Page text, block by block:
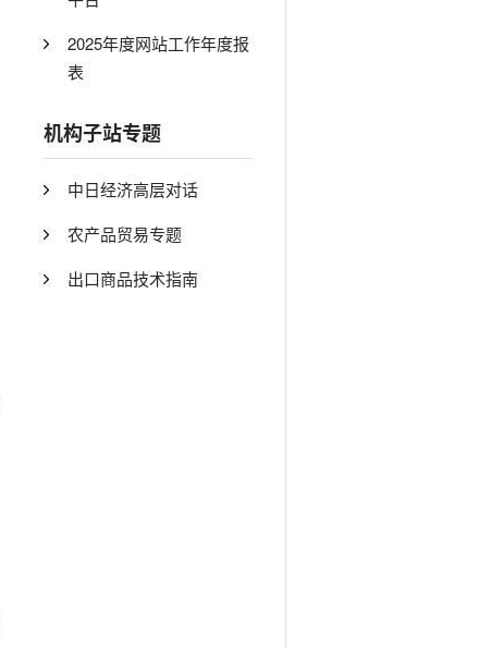
2025年度网站工作年度报
表
机构子站专题
中日经济高层对话
农产品贸易专题
出口商品技术指南